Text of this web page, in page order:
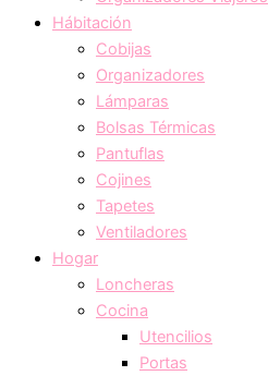
Hábitación
Cobijas
Organizadores
Lámparas
Bolsas Térmicas
Pantuflas
Cojines
Tapetes
Ventiladores
Hogar
Loncheras
Cocina
Utencilios
Portas